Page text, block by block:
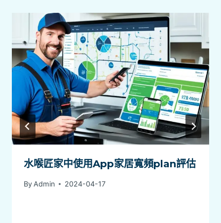
水喉匠家中使用App家居寬頻plan評估
By Admin 2024-04-17